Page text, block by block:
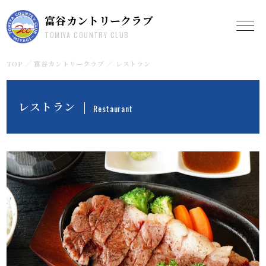
富谷カントリークラブ
TOMIYA COUNTRY CLUB
TOP 富谷カントリークラブ レストラン
レストラン Restaurant